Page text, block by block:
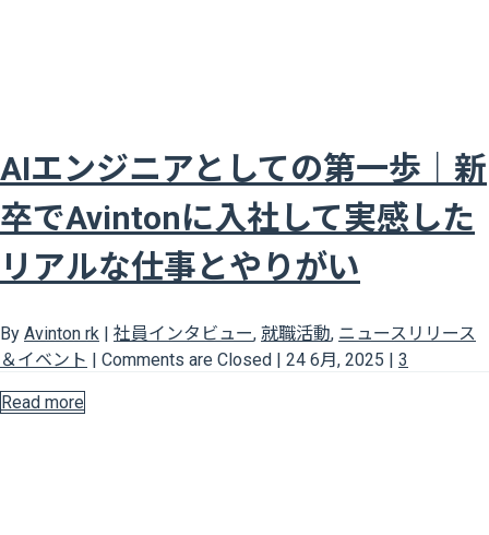
AIエンジニアとしての第一歩｜新
卒でAvintonに入社して実感した
リアルな仕事とやりがい
By Avinton rk 社員インタビュー, 就職活動, ニュースリリース
＆イベント
Comments are Closed 24 6月, 2025 3
Read more